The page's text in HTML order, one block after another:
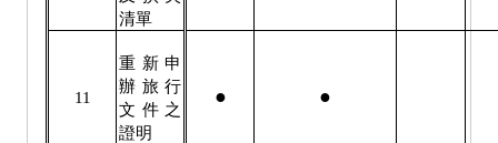
清單
11
重新申
辦旅行
文件之
證明
● ●